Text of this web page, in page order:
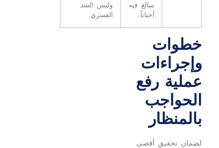
مبالغ فيه
أحياناً.
وليس الشد
القسري.
خطوات
وإجراءات
عملية رفع
الحواجب
بالمنظار
لضمان تحقيق أقصى